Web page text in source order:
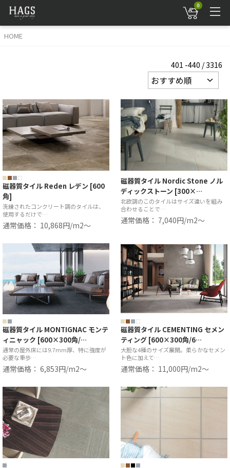
0
HOME
401 -440 / 3316
磁器質タイル Reden レデン [600
角]
洗練されたコンクリート調のタイルは、
使用するだけで…
通常価格： 10,868円/m2〜
磁器質タイル Nordic Stone ノル
ディックストーン [300×…
北欧調のこのタイルはサイズ違いを組み
合わせることで…
通常価格： 7,040円/m2〜
磁器質タイル MONTIGNAC モンテ
ィニャック [600×300角/…
通常の屋外床には9.7mm厚、特に強度が
必要な重歩…
通常価格： 6,853円/m2〜
磁器質タイル CEMENTING セメン
ティング [600×300角/6…
大胆な4種のサイズ展開。柔らかなセメン
ト色に加えて…
通常価格： 11,000円/m2〜